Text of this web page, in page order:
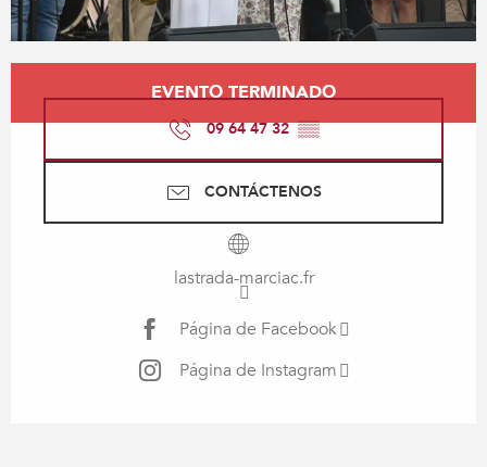
Horarios y datos de contacto
EVENTO TERMINADO
09 64 47 32▒▒
CONTÁCTENOS
lastrada-marciac.fr
Página de Facebook
Página de Instagram